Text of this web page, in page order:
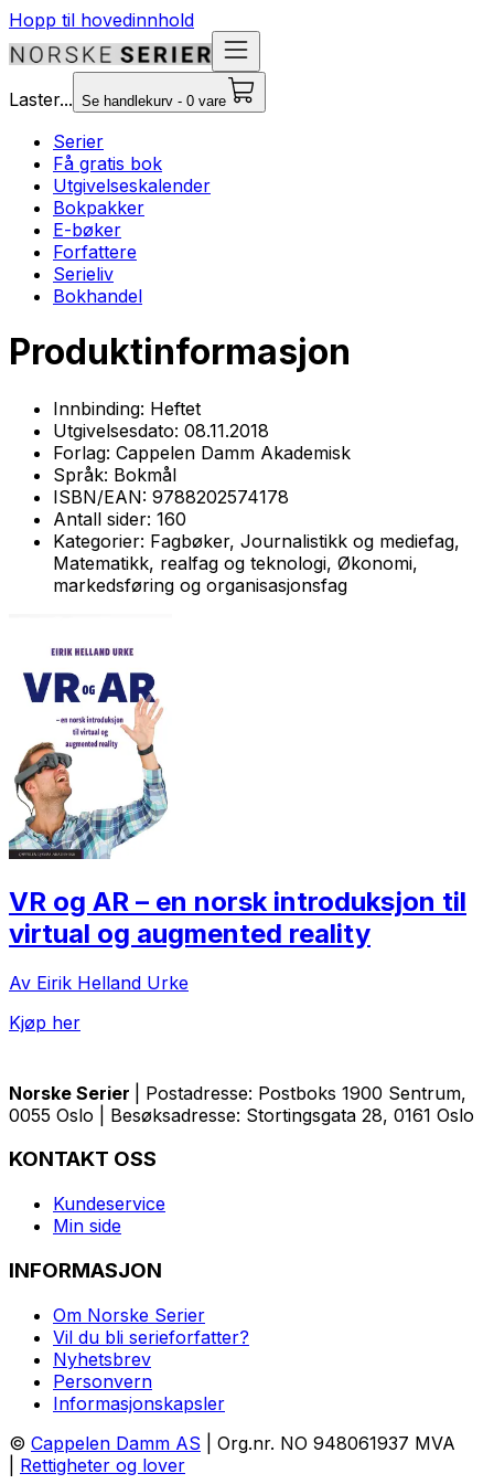
Hopp til hovedinnhold
Laster... Se handlekurv - 0 vare
Serier
Få gratis bok
Utgivelseskalender
Bokpakker
E-bøker
Forfattere
Serieliv
Bokhandel
Produktinformasjon
Innbinding: Heftet
Utgivelsesdato: 08.11.2018
Forlag: Cappelen Damm Akademisk
Språk: Bokmål
ISBN/EAN: 9788202574178
Antall sider: 160
Kategorier: Fagbøker, Journalistikk og mediefag,
Matematikk, realfag og teknologi, Økonomi,
markedsføring og organisasjonsfag
VR og AR – en norsk introduksjon til
virtual og augmented reality
Av Eirik Helland Urke
Kjøp her
Norske Serier
| Postadresse: Postboks 1900 Sentrum,
0055 Oslo | Besøksadresse: Stortingsgata 28, 0161 Oslo
KONTAKT OSS
Kundeservice
Min side
INFORMASJON
Om Norske Serier
Vil du bli serieforfatter?
Nyhetsbrev
Personvern
Informasjonskapsler
© Cappelen Damm AS | Org.nr. NO 948061937 MVA
Rettigheter og lover